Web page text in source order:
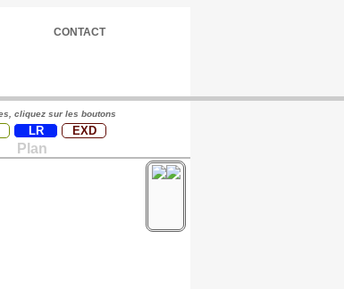
CONTACT
cliquez sur les boutons
LR EXD
Plan